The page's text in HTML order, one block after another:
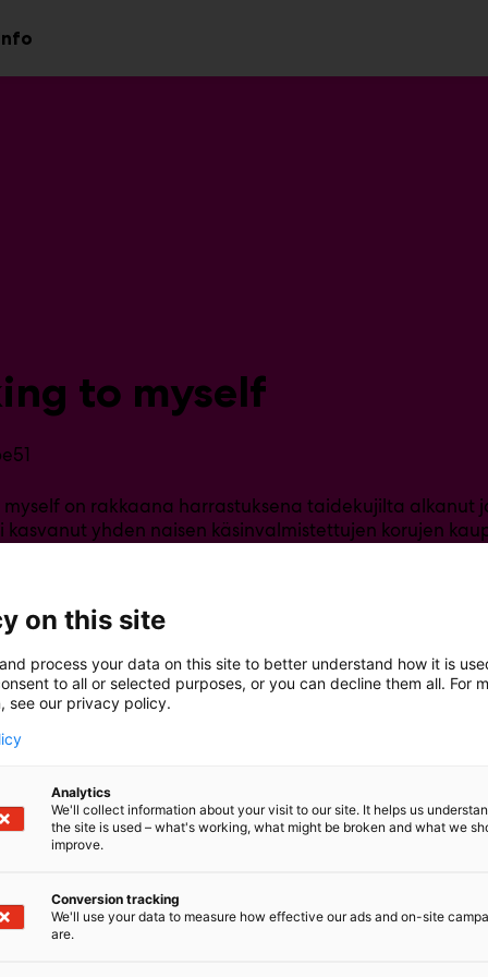
Avaa
alavalikko
to myself
myself on rakkaana harrastuksena taidekujilta alkanut
kasvanut yhden naisen käsinvalmistettujen korujen
ja makuun koruja ja asusteita. Herkkukoruista Japanin
kuin muihinkin alt-tyyleihin ja kaikkeen niiden
hartsi, ja akryyli. Pöydältä löytyy mm
haltiakorvia, silmälasiketjuja, kaulakoruja ja korviksia
näet uusimmat korut, tarjoukset ja keikka-
^__^
talkingtomyselfjewelry
on this site
process your data on this site to better understand how it is
to all or selected purposes, or you can decline them all. For
see our privacy policy.
Analytics
We'll collect information about your visit to our site. It helps us
the site is used – what's working, what might be broken and what we
improve.
Conversion tracking
We'll use your data to measure how effective our ads and on-site
are.